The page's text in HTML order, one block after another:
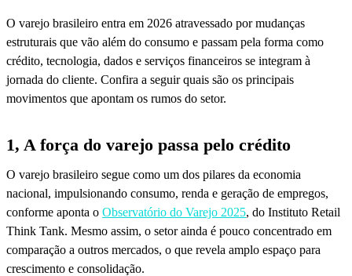
O varejo brasileiro entra em 2026 atravessado por mudanças
estruturais que vão além do consumo e passam pela forma como
crédito, tecnologia, dados e serviços financeiros se integram à
jornada do cliente. Confira a seguir quais são os principais
movimentos que apontam os rumos do setor.
1, A força do varejo passa pelo crédito
O varejo brasileiro segue como um dos pilares da economia
nacional, impulsionando consumo, renda e geração de empregos,
conforme aponta o Observatório do Varejo 2025, do Instituto Retail
Think Tank. Mesmo assim, o setor ainda é pouco concentrado em
comparação a outros mercados, o que revela amplo espaço para
crescimento e consolidação.